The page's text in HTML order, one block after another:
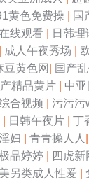
黄色免费操 国
线观看 日韩理
成人午夜秀场
豆黄色网 国产
精品黄片 中
合视频 污污污
日韩午夜片 丁
妇 青青操人人
品婷婷 四虎新
另类成人性爱